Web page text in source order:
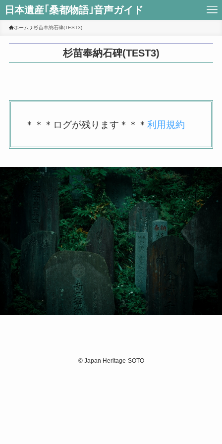
日本遺産｢桑都物語｣音声ガイド
ホーム 杉苗奉納石碑(TEST3)
杉苗奉納石碑(TEST3)
＊＊＊ログが残ります＊＊＊利用規約
©Japan Heritage-SOTO